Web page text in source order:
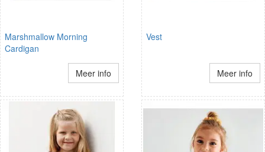
Marshmallow Morning
Cardigan
Meer info
Vest
Meer info